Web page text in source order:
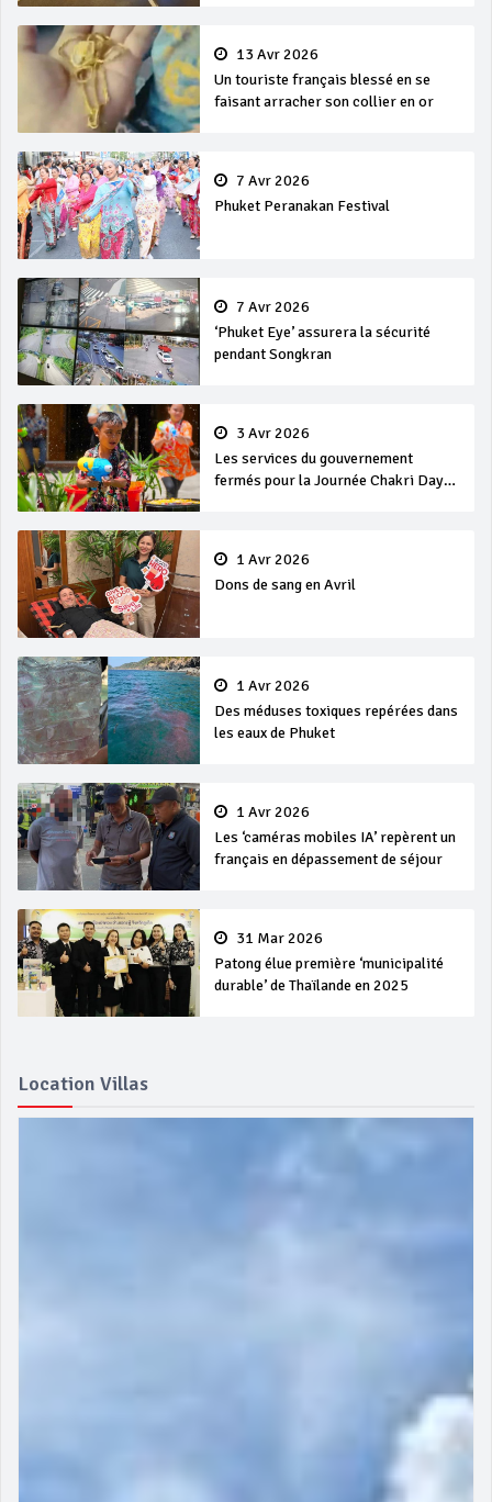
13 Avr 2026
Un touriste français blessé en se
faisant arracher son collier en or
7 Avr 2026
Phuket Peranakan Festival
7 Avr 2026
‘Phuket Eye’ assurera la sécurité
pendant Songkran
3 Avr 2026
Les services du gouvernement
fermés pour la Journée Chakri Day
1 Avr 2026
Dons de sang en Avril
1 Avr 2026
Des méduses toxiques repérées dans
les eaux de Phuket
1 Avr 2026
Les ‘caméras mobiles IA’ repèrent un
français en dépassement de séjour
31 Mar 2026
Patong élue première ‘municipalité
durable’ de Thaïlande en 2025
Location Villas